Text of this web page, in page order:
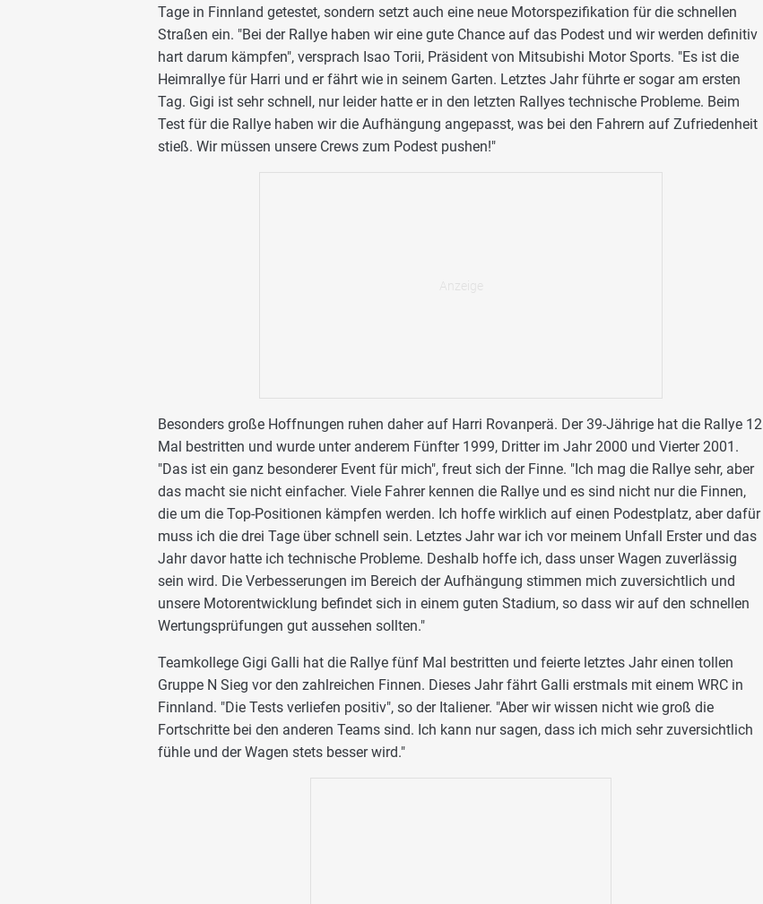
Tage in Finnland getestet, sondern setzt auch eine neue Motorspezifikation für die schnellen
Straßen ein. "Bei der Rallye haben wir eine gute Chance auf das Podest und wir werden definitiv
hart darum kämpfen", versprach Isao Torii, Präsident von Mitsubishi Motor Sports. "Es ist die
Heimrallye für Harri und er fährt wie in seinem Garten. Letztes Jahr führte er sogar am ersten
Tag. Gigi ist sehr schnell, nur leider hatte er in den letzten Rallyes technische Probleme. Beim
Test für die Rallye haben wir die Aufhängung angepasst, was bei den Fahrern auf Zufriedenheit
stieß. Wir müssen unsere Crews zum Podest pushen!"
Besonders große Hoffnungen ruhen daher auf Harri Rovanperä. Der 39-Jährige hat die Rallye 12
Mal bestritten und wurde unter anderem Fünfter 1999, Dritter im Jahr 2000 und Vierter 2001.
"Das ist ein ganz besonderer Event für mich", freut sich der Finne. "Ich mag die Rallye sehr, aber
das macht sie nicht einfacher. Viele Fahrer kennen die Rallye und es sind nicht nur die Finnen,
die um die Top-Positionen kämpfen werden. Ich hoffe wirklich auf einen Podestplatz, aber dafür
muss ich die drei Tage über schnell sein. Letztes Jahr war ich vor meinem Unfall Erster und das
Jahr davor hatte ich technische Probleme. Deshalb hoffe ich, dass unser Wagen zuverlässig
sein wird. Die Verbesserungen im Bereich der Aufhängung stimmen mich zuversichtlich und
unsere Motorentwicklung befindet sich in einem guten Stadium, so dass wir auf den schnellen
Wertungsprüfungen gut aussehen sollten."
Teamkollege Gigi Galli hat die Rallye fünf Mal bestritten und feierte letztes Jahr einen tollen
Gruppe N Sieg vor den zahlreichen Finnen. Dieses Jahr fährt Galli erstmals mit einem WRC in
Finnland. "Die Tests verliefen positiv", so der Italiener. "Aber wir wissen nicht wie groß die
Fortschritte bei den anderen Teams sind. Ich kann nur sagen, dass ich mich sehr zuversichtlich
fühle und der Wagen stets besser wird."